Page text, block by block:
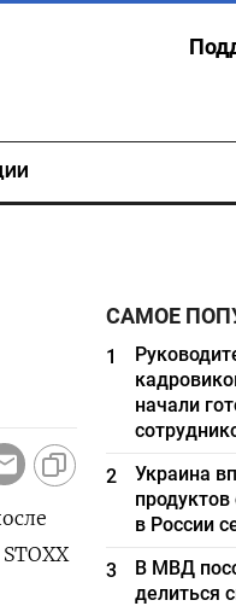
САМОЕ
1
начали
2
Украина
в России
3
В МВД
делиться